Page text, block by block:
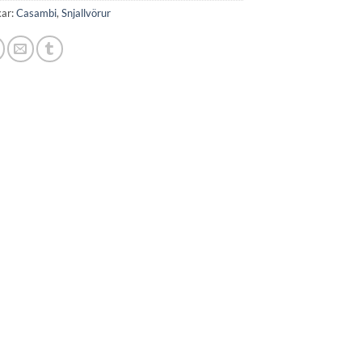
Casambi,Snjallvörur